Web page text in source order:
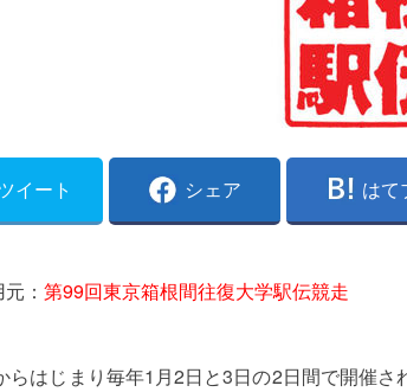
イート シェア はて
： 第99回東京箱根間往復大学駅伝競走
らはじまり毎年1月2日と3日の2日間で開催